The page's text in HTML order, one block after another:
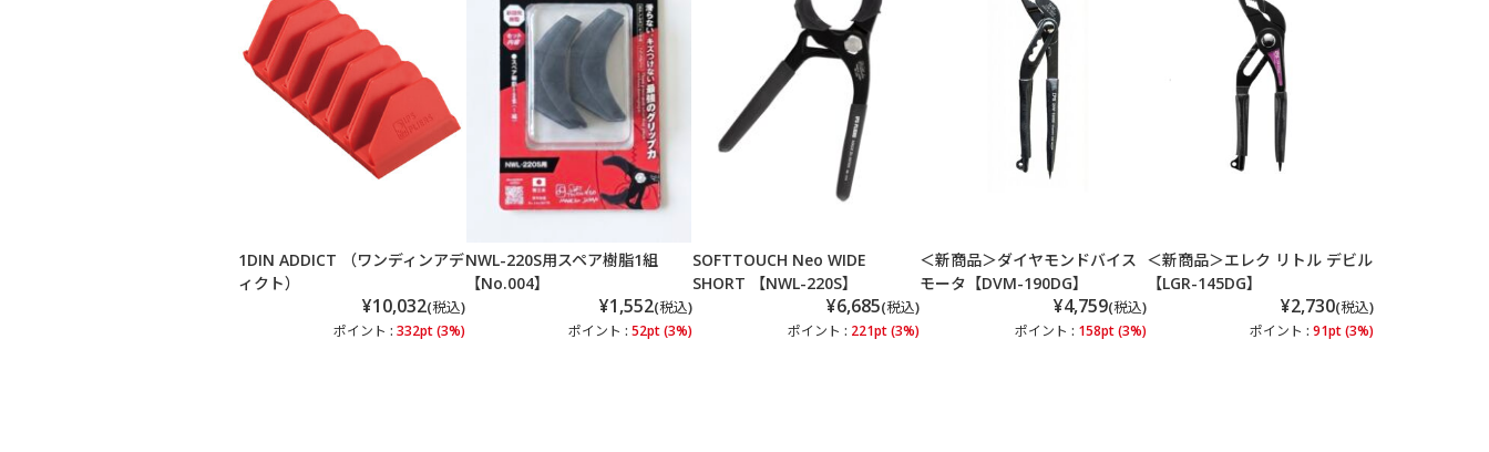
1DIN ADDICT （ワンディンアデ
ィクト）
¥10,032(税込)
ポイント : 332pt (3%)
NWL-220S用スペア樹脂1組
【No.004】
¥1,552(税込)
ポイント : 52pt (3%)
SOFTTOUCH Neo WIDE
SHORT 【NWL-220S】
¥6,685(税込)
ポイント : 221pt (3%)
＜新商品＞ダイヤモンドバイス
モータ【DVM-190DG】
¥4,759(税込)
ポイント : 158pt (3%)
＜新商品＞エレク リトル デビル
【LGR-145DG】
¥2,730(税込)
ポイント : 91pt (3%)